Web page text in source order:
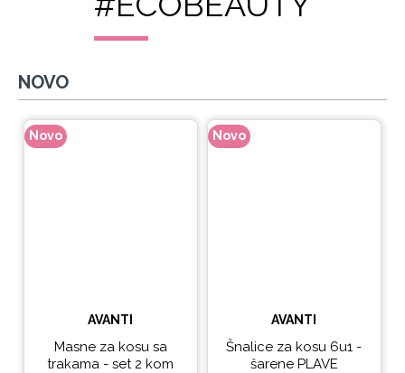
NOVO
Novo
AVANTI
Masne za kosu sa
trakama - set 2 kom
Novo
AVANTI
Šnalice za kosu 6u1 -
šarene PLAVE